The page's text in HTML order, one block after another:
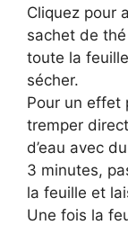
Cliquez pour
sachet de
toute la
sécher.
Pour un effet
tremper
d’eau avec
3 minutes,
la feuille et
Une fois la